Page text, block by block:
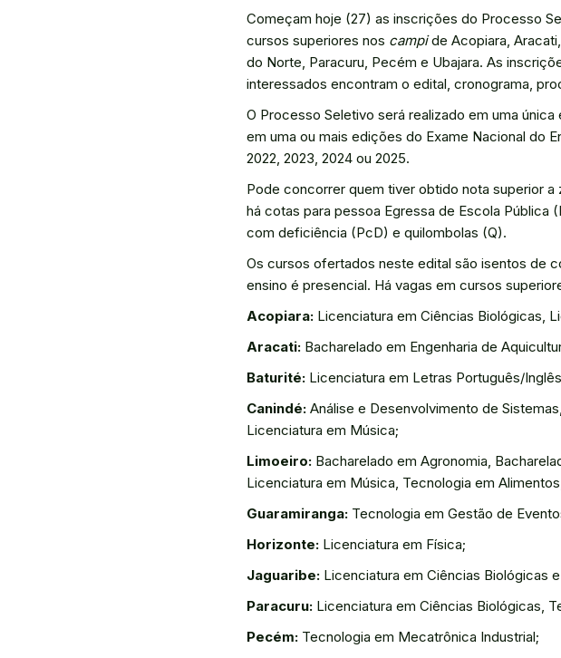
Começam hoje (27) as inscrições do Processo
cursos superiores nos campide Acopiara,
do Norte, Paracuru, Pecém e Ubajara. As
interessados encontram o edital, cronograma,
O Processo Seletivo será realizado em uma
em uma ou mais edições do Exame Nacional do
2022, 2023, 2024 ou 2025.
Pode concorrer quem tiver obtido nota superior
há cotas para pessoa Egressa de Escola Pública
com deficiência (PcD) e quilombolas (Q).
Os cursos ofertados neste edital são isentos de
ensino é presencial. Há vagas em cursos
Acopiara: Licenciatura em Ciências Biológicas,
Aracati: Bacharelado em Engenharia de
Baturité: Licenciatura em Letras Português/
Canindé: Análise e Desenvolvimento de
Licenciatura em Música;
Limoeiro: Bacharelado em Agronomia,
Licenciatura em Música, Tecnologia em
Guaramiranga: Tecnologia em Gestão de
Horizonte: Licenciatura em Física;
Jaguaribe: Licenciatura em Ciências Biológicas
Paracuru: Licenciatura em Ciências Biológicas,
Pecém: Tecnologia em Mecatrônica Industrial;